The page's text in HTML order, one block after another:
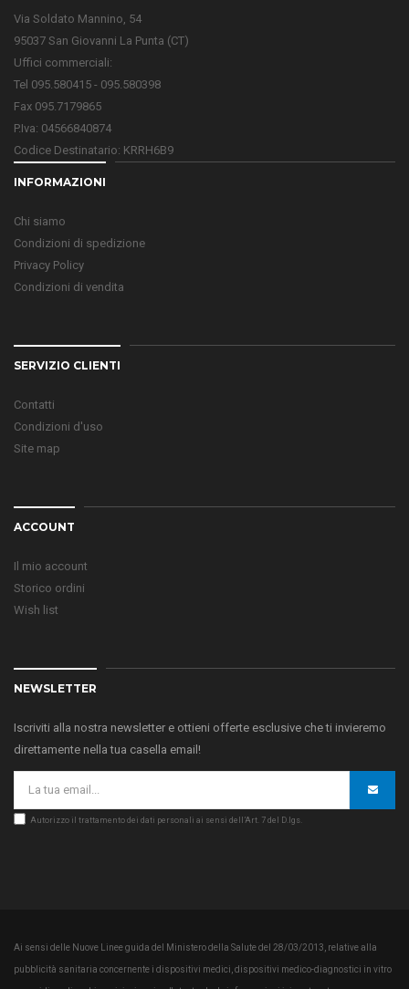
Via Soldato Mannino, 54
95037 San Giovanni La Punta (CT)
Uffici commerciali:
Tel 095.580415 - 095.580398
Fax 095.7179865
P.Iva: 04566840874
Codice Destinatario: KRRH6B9
INFORMAZIONI
Chi siamo
Condizioni di spedizione
Privacy Policy
Condizioni di vendita
SERVIZIO CLIENTI
Contatti
Condizioni d'uso
Site map
ACCOUNT
Il mio account
Storico ordini
Wish list
NEWSLETTER
Iscriviti alla nostra newsletter e ottieni offerte esclusive che ti invieremo
direttamente nella tua casella email!
Autorizzo il trattamento dei dati personali ai sensi dell’Art. 7 del D.lgs.
Ai sensi delle Nuove Linee guida del Ministero della Salute del 28/03/2013, relative alla
pubblicità sanitaria concernente i dispositivi medici, dispositivi medico-diagnostici in vitro